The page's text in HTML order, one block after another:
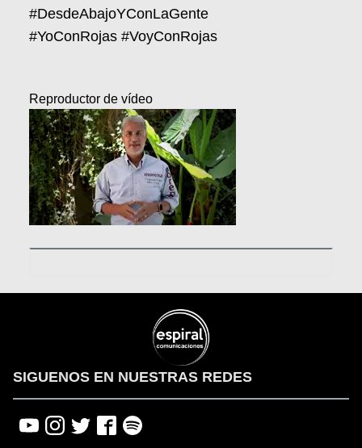
#DesdeAbajoYConLaGente
#YoConRojas #VoyConRojas
Reproductor de vídeo
00:00
01:19
SIGUENOS EN NUESTRAS REDES